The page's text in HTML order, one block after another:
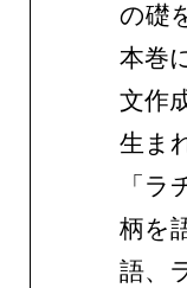
の礎
本巻
文作
生ま
「
柄を
語、